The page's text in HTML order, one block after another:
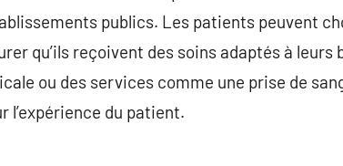
publics. Les patients peuvent
qu’ils reçoivent des soins adaptés à
ou des services comme une prise de
l’expérience du patient.